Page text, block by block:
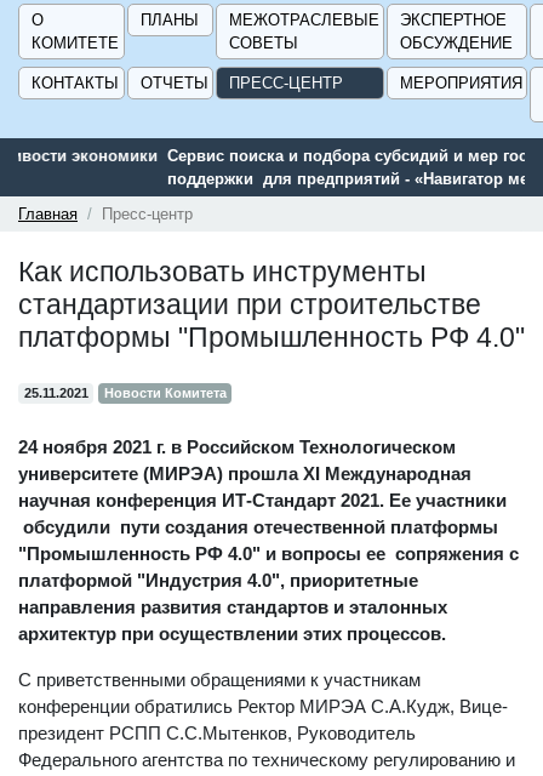
О
КОМИТЕТЕ
ПЛАНЫ
МЕЖОТРАСЛЕВЫЕ
СОВЕТЫ
ЭКСПЕРТНОЕ
ОБСУЖДЕНИЕ
КОНТАКТЫ ОТЧЕТЫ ПРЕСС-ЦЕНТР МЕРОПРИЯТИЯ
Сервис поиска и подбора субсидий и мер государственной
поддержки для предприятий - «Навигатор мер поддержки
ГИСП».
Как использовать инструменты
стандартизации при строительстве
платформы "Промышленность РФ 4.0"
24 ноября 2021 г. в Российском Технологическом
университете (МИРЭА) прошла XI Международная
научная конференция ИТ-Стандарт 2021. Ее участники
обсудили пути создания отечественной платформы
"Промышленность РФ 4.0" и вопросы ее сопряжения с
платформой "Индустрия 4.0", приоритетные
направления развития стандартов и эталонных
С приветственными обращениями к участникам
конференции обратились Ректор МИРЭА С.А.Кудж, Вице-
президент РСПП С.С.Мытенков, Руководитель